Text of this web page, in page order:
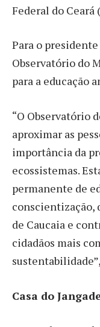
Federal do Ceará
Para o
Observatório do
para a educação
“O Observatório
aproximar as
importância da
ecossistemas.
permanente de
conscientização,
de Caucaia e
cidadãos mais
Casa do